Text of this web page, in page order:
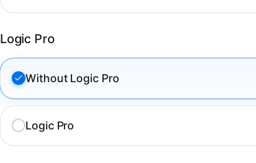
Logic Pro
Without Logic Pro
Logic Pro